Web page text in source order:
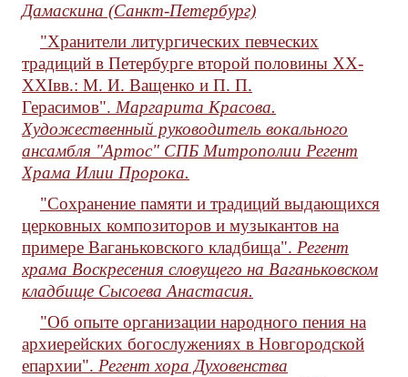
Дамаскина (Санкт-Петербург)
"Хранители литургических певческих
традиций в Петербурге второй половины XX-
XXIвв.: М. И. Ващенко и П. П.
Герасимов". Маргарита Красова.
Художественный руководитель вокального
ансамбля "Артос" СПБ Митрополии Регент
Храма Илии Пророка.
"Сохранение памяти и традиций выдающихся
церковных композиторов и музыкантов на
примере Ваганьковского кладбища". Регент
храма Воскресения словущего на Ваганьковском
кладбище Сысоева Анастасия.
"Об опыте организации народного пения на
архиерейских богослужениях в Новгородской
епархии". Регент хора Духовенства